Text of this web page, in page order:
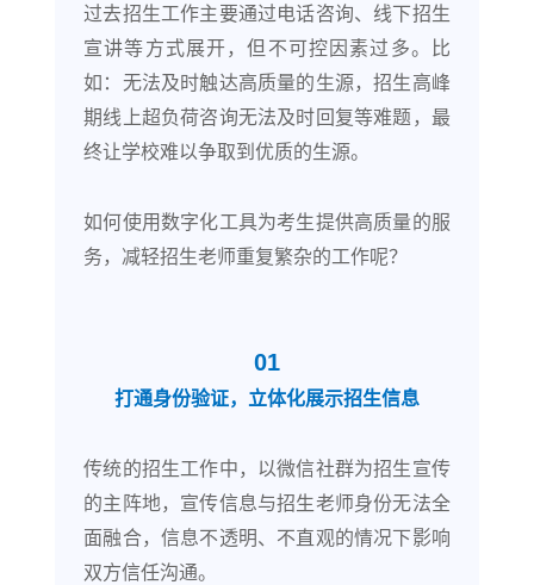
过去招生工作主要通过电话咨询、线下招生
宣讲等方式展开，但不可控因素过多。比
如：无法及时触达高质量的生源，招生高峰
期线上超负荷咨询无法及时回复等难题，最
终让学校难以争取到优质的生源。
如何使用数字化工具为考生提供高质量的服
务，减轻招生老师重复繁杂的工作呢？
01
打通身份验证，立体化展示招生信息
传统的招生工作中，以微信社群为招生宣传
的主阵地，宣传信息与招生老师身份无法全
面融合，信息不透明、不直观的情况下影响
双方信任沟通。